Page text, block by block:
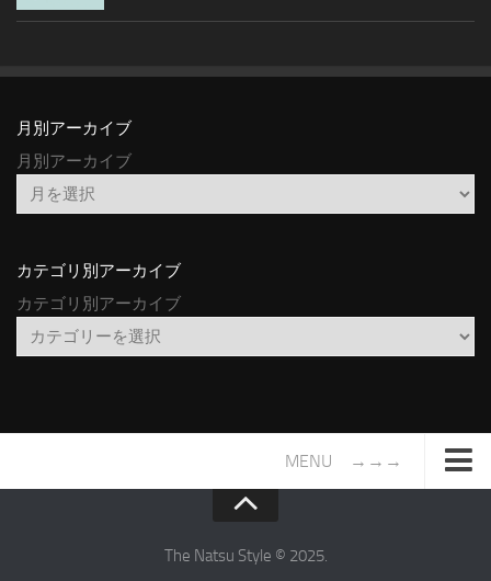
月別アーカイブ
月別アーカイブ
カテゴリ別アーカイブ
カテゴリ別アーカイブ
MENU →→→
The Natsu Style © 2025.